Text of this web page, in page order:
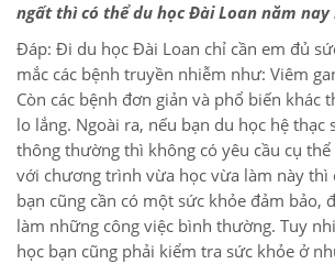
ngất thì có thể du học Đài Loan năm nay
Đáp: Đi du học Đài Loan chỉ cần em đủ
mắc các bệnh truyền nhiễm như: Viêm
Còn các bệnh đơn giản và phổ biến khác
lo lắng. Ngoài ra, nếu bạn du học hệ thạc
thông thường thì không có yêu cầu cụ thể
với chương trình vừa học vừa làm này thì
bạn cũng cần có một sức khỏe đảm bảo,
làm những công việc bình thường. Tuy
học bạn cũng phải kiểm tra sức khỏe ở